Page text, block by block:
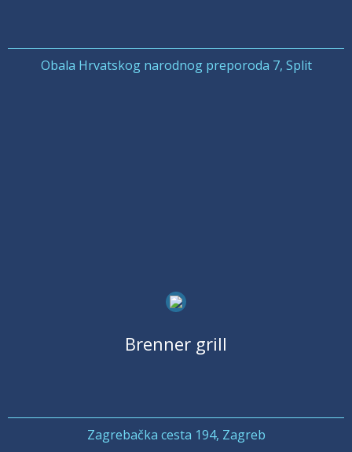
Obala Hrvatskog narodnog preporoda 7, Split
Brenner grill
Zagrebačka cesta 194, Zagreb